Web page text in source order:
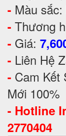
- Màu
- Thương
- Giá:
- Liên Hệ
- Cam Kết
Mới 100%
- Hotline
2770404